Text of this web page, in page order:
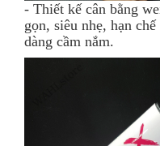
- Thiết kế cân bằng
gọn, siêu nhẹ, hạn
dàng cầm nắm.